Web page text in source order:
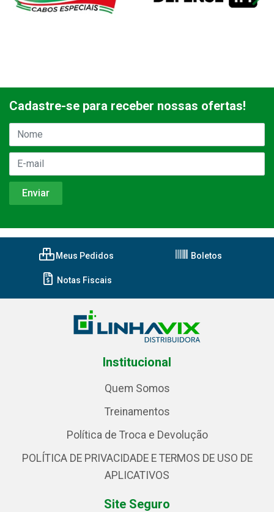
Cadastre-se para receber nossas ofertas!
Meus Pedidos Boletos
Notas Fiscais
Institucional
Quem Somos
Treinamentos
Política de Troca e Devolução
POLÍTICA DE PRIVACIDADE E TERMOS DE USO DE
APLICATIVOS
Site Seguro